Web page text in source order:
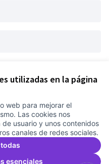
utilizadas en la página
web para mejorar el
Las cookies nos
usuario y unos contenidos
canales de redes sociales.
esenciales
language